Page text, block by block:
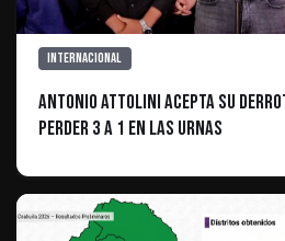
Internacional
Antonio Attolini acepta su
perder 3 a 1 en las urnas